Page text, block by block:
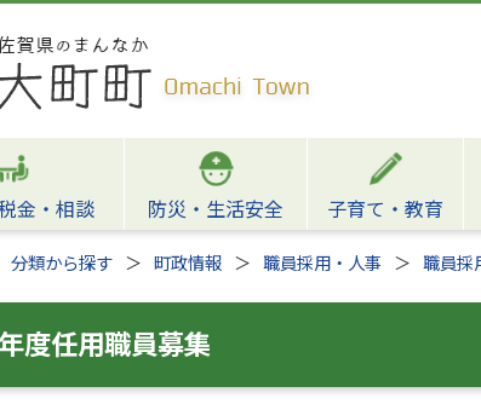
金・相談 防災・生活安全 子育て・教育
分類から探す 町政情報 職員採用・人事 職員採
度任用職員募集